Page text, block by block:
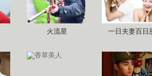
火流星 一日夫妻百日